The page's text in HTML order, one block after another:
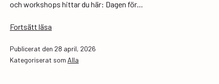
och workshops hittar du här: Dagen för…
Fortsätt läsa
finlandssvenskt
ungdomsarbete
Publicerat den 28 april, 2026
Kategoriserat som Alla